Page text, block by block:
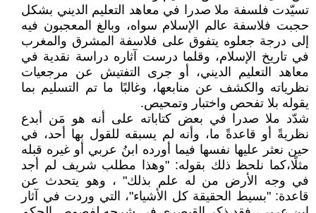
تسيّدت فلسفة ملا صدرا في معاهد التعليم الديني بشكل
حجبت فلاسفة عالم الإسلام سواه، وبالغ المعجبون فيه
إلى درجة جعلوه يتفوق على فلاسفة المشرق والمغرب
في تاريخ الإسلام، وقلما درست آثاره دراسة نقدية في
معاهد التعليم الديني، أو جرى التفتيش عن مرجعيات
نظرياته والكشف عن منابعها، وغالبًا ما تم التسليم بما
يقوله بلا تفحص واختبار وتمحيص.
شدّد ملا صدرا في بعض كتاباته على أنه هو مَن أبدع
نظريةً أو قاعدةً ما، وأنه لم يسبقه للقول بها أحد، في
حين نعثر عليها نفسها فيما أورده ابنُ عربي أو غيره قبله
مثلًا،كما نلحظ ذلك بقوله: "وهذا مطلب شريف لم أجد
في وجه الأرض من له علم بذلك" ، وهو يتحدث عن
قاعدة: "بسيط الحقيقة كل الأشياء"، التي وردت في آثار